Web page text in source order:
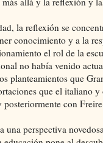
la reflexión se
conocimiento y a la
el rol de la
no había venido
planteamientos que
que el italiano
posteriormente con
una perspectiva